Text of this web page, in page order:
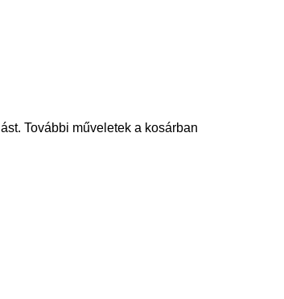
További műveletek a kosárban